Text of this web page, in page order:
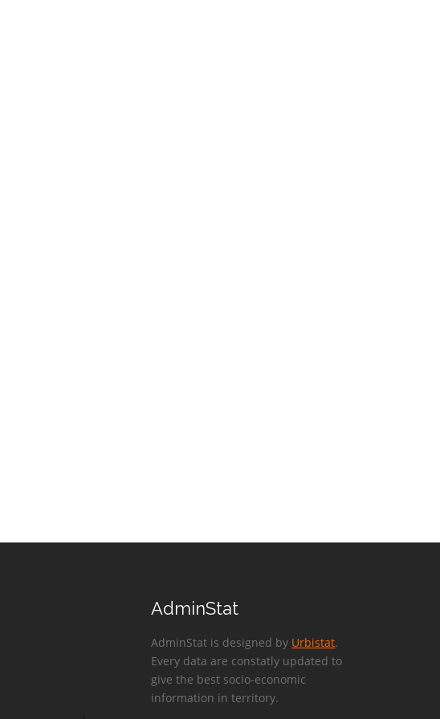
AdminStat
AdminStat is designed by Urbistat.
Every data are constatly updated to
give the best socio-economic
information in territory.